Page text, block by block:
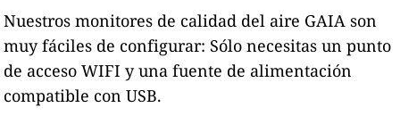
Nuestros monitores de calidad del aire GAIA son
muy fáciles de configurar: Sólo necesitas un punto
de acceso WIFI y una fuente de alimentación
compatible con USB.